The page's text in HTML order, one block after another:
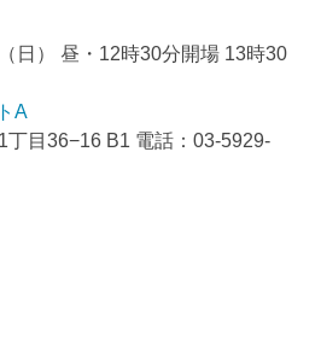
日） 昼・12時30分開場 13時30
A
丁目36−16 B1 電話：03-5929-